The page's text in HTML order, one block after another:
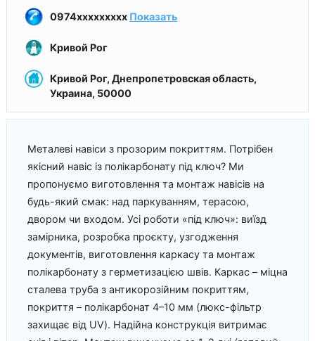
0974xxxxxxxxx Показать
Кривой Рог
Кривой Рог, Днепропетровская область,
Украина, 50000
Металеві навіси з прозорим покриттям. Потрібен
якісний навіс із полікарбонату під ключ? Ми
пропонуємо виготовлення та монтаж навісів на
будь-який смак: над паркуванням, терасою,
двором чи входом. Усі роботи «під ключ»: виїзд
замірника, розробка проєкту, узгодження
документів, виготовлення каркасу та монтаж
полікарбонату з герметизацією швів. Каркас – міцна
сталева труба з антикорозійним покриттям,
покриття – полікарбонат 4–10 мм (люкс-фільтр
захищає від UV). Надійна конструкція витримає